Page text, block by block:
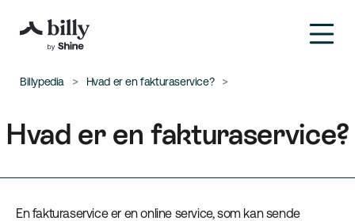
Billypedia Hvad er en fakturaservice?
Hvad er en fakturaservice?
En fakturaservice er en online service, som kan sende